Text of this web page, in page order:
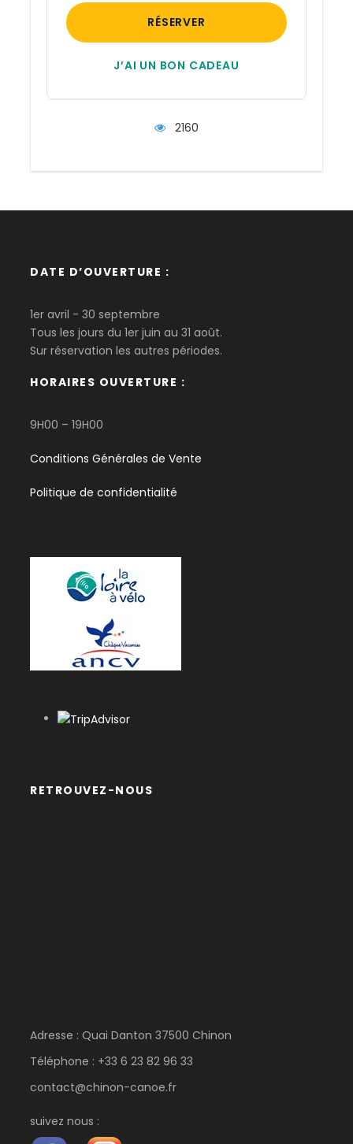
RÉSERVER
J’AI UN BON CADEAU
2160
DATE D’OUVERTURE :
1er avril - 30 septembre
Tous les jours du 1er juin au 31 août.
Sur réservation les autres périodes.
HORAIRES OUVERTURE :
9H00 – 19H00
Conditions Générales de Vente
Politique de confidentialité
RETROUVEZ-NOUS
Adresse : Quai Danton 37500 Chinon
Téléphone : +33 6 23 82 96 33
contact@chinon-canoe.fr
suivez nous :